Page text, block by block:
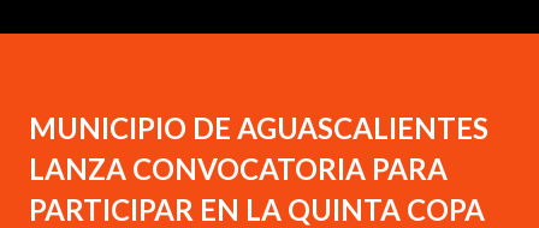
MUNICIPIO DE AGUASCALIENTES
LANZA CONVOCATORIA PARA
PARTICIPAR EN LA QUINTA COPA